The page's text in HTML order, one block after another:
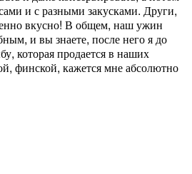
и с разными закусками. Други,
вкусно! В общем, наш ужин
и вы знаете, после него я до
которая продается в наших
финской, кажется мне абсолютно